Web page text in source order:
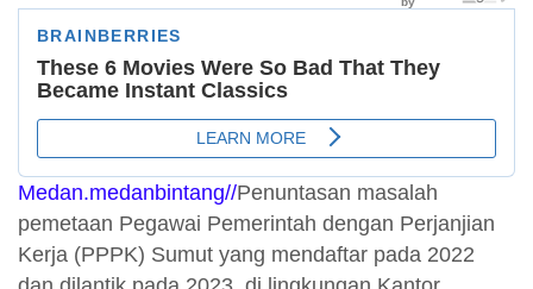
Medan.medanbintang//Penuntasan masalah
pemetaan Pegawai Pemerintah dengan Perjanjian
Kerja (PPPK) Sumut yang mendaftar pada 2022